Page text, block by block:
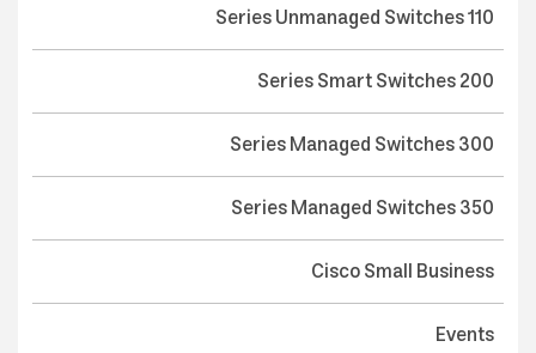
110 Series Unmanaged Switches
200 Series Smart Switches
300 Series Managed Switches
350 Series Managed Switches
Cisco Small Business
Events